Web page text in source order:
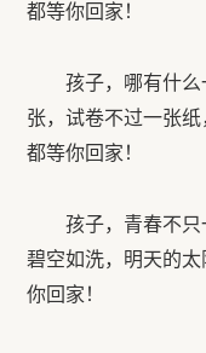
都等你回家！
孩子，哪有什
张，试卷不过一张
都等你回家！
孩子，青春不
碧空如洗，明天的
你回家！